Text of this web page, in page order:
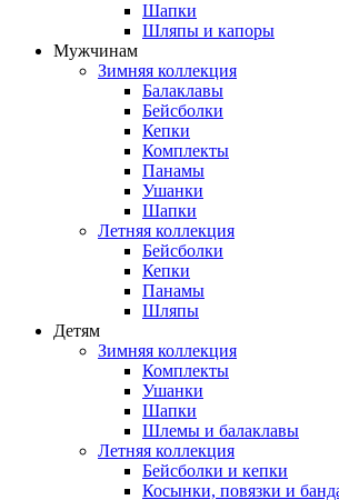
Шапки
Шляпы и капоры
Мужчинам
Зимняя коллекция
Балаклавы
Бейсболки
Кепки
Комплекты
Панамы
Ушанки
Шапки
Летняя коллекция
Бейсболки
Кепки
Панамы
Шляпы
Детям
Зимняя коллекция
Комплекты
Ушанки
Шапки
Шлемы и балаклавы
Летняя коллекция
Бейсболки и кепки
Косынки, повязки и